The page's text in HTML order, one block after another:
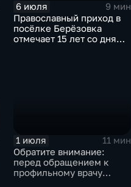
6 июля
9 мин
Православный приход в
посёлке Берёзовка
отмечает 15 лет со дня
1 июля
11 мин
Обратите внимание:
перед обращением к
профильному врачу